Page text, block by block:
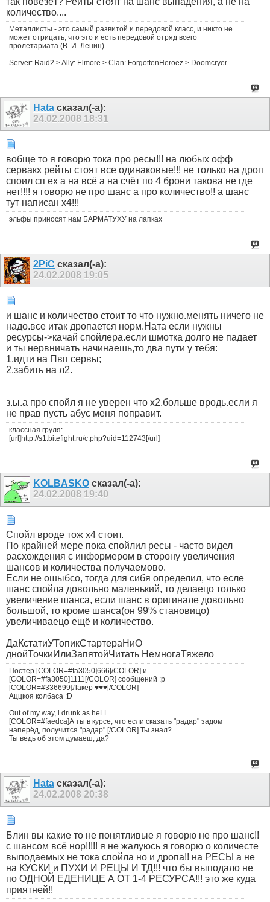
количество....
Металлисты - это самый развитой и передовой класс, и никто не
может отрицать, что это и есть передовой отряд всего
пролетариата (В. И. Ленин)
Server: Raid2 > Ally: Elmore > Clan: ForgottenHeroez > Doomcryer
Hata сказал(-а):
24.02.2008 18:31
вобще то я говорю тока про ресы!!! на любых офф
сервакх рейты стоят все одинаковые!!! не только на дроп
споил сп ех а на всё а на счёт по 4 брони такова не где
нет!!!! я говорю не про шанс а про количество!! а шанс
тут написан х4!!!
эльфы приносят нам БАРМАТУХУ на лапках
2PiC сказал(-а):
24.02.2008 19:05
и шанс и количество стоит то что нужно.менять ничего не
надо.все итак дропается норм.Ната если нужны
ресурсы->качай спойлера.если шмотка долго не падает
и ты нервничать начинаешь,то два пути у тебя:
1.идти на Пвп сервы;
2.забить на л2.
з.ы.а про спойл я не уверен что х2.больше вродь.если я
не прав пусть абус меня поправит.
классная груля:
[url]http://s1.bitefight.ru/c.php?uid=112743[/url]
KOLBASKO сказал(-а):
24.02.2008 19:40
Спойл вроде тож х4 стоит.
По крайней мере пока спойлил ресы - часто видел
расхождения с информером в сторону увеличения
шансов и количества получаемово.
Если не ошыбсо, тогда для сибя определил, что есле
шанс спойла довольно маленький, то делаецо только
увеличение шанса, если шанс в оригинале довольно
большой, то кроме шанса(он 99% становицо)
увеличиваецо ещё и количество.
ДаКстатиУТопикСтартераНиО
днойТочкиИлиЗапятойЧитать НемногаТяжело
Постер [COLOR=#fa3050]666[/COLOR] и
[COLOR=#fa3050]1111[/COLOR] сообщений :p
[COLOR=#336699]Лакер ♥♥♥[/COLOR]
Аццкоя колбаса :D
Out of my way, i drunk as heLL
[COLOR=#faedca]А ты в курсе, что если сказать "радар" задом
наперёд, получится "радар".[/COLOR] Ты знал?
Ты ведь об этом думаеш, да?
Hata сказал(-а):
24.02.2008 20:38
Блин вы какие то не понятливые я говорю не про шанс!!
с шансом всё нор!!!!! я не жалуюсь я говорю о количесте
выподаемых не тока спойла но и дропа!! на РЕСЫ а не
на КУСКИ и ПУХИ И РЕЦЫ И ТД!!! что бы выподало не
по ОДНОЙ ЕДЕНИЦЕ А ОТ 1-4 РЕСУРСА!!! это же куда
приятней!!